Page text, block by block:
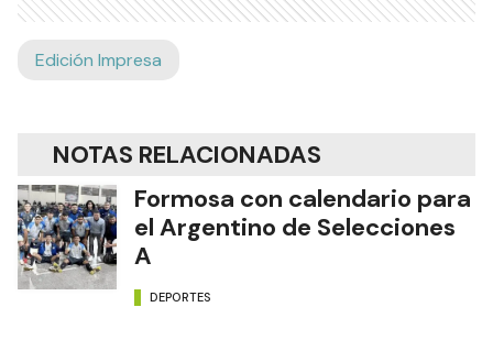
Edición Impresa
NOTAS RELACIONADAS
Formosa con calendario para
el Argentino de Selecciones
A
DEPORTES